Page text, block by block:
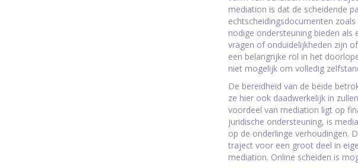
mediation is dat de scheidende
echtscheidingsdocumenten
nodige ondersteuning bieden
vragen of onduidelijkheden zijn
een belangrijke rol in het
niet mogelijk om volledig
De bereidheid van de beide
ze hier ook daadwerkelijk in
voordeel van mediation ligt op
juridische ondersteuning, is
op de onderlinge verhoudingen.
traject voor een groot deel in
mediation. Online scheiden is